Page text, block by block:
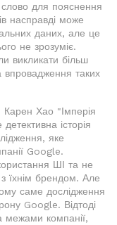
для пояснення
насправді може
даних, але це
не зрозуміє.
викликати більш
таких
Карен Хао "Імперія
історія
яке
Google.
ШІ та не
їхнім брендом. Але
саме дослідження
Google. Відтоді
межами компанії,